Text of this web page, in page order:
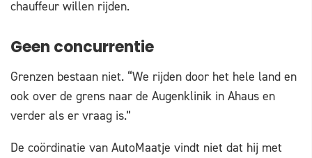
chauffeur willen rijden.
Geen concurrentie
Grenzen bestaan niet. “We rijden door het hele land en
ook over de grens naar de Augenklinik in Ahaus en
verder als er vraag is.”
De coördinatie van AutoMaatje vindt niet dat hij met